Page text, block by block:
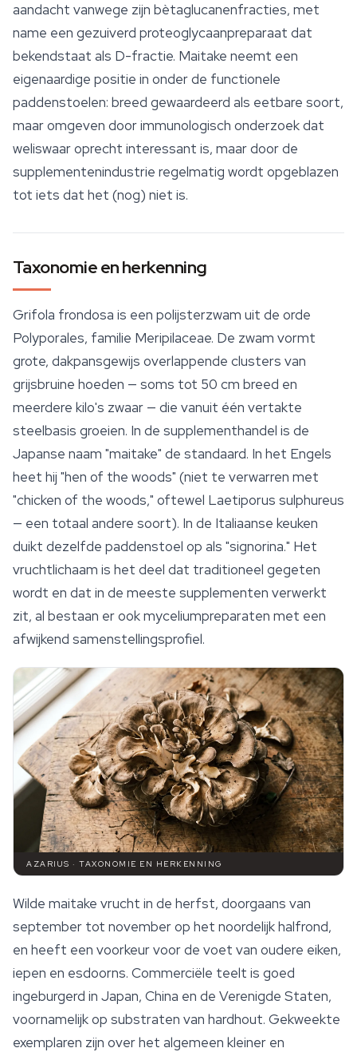
aandacht vanwege zijn bètaglucanenfracties, met
name een gezuiverd proteoglycaanpreparaat dat
bekendstaat als D-fractie. Maitake neemt een
eigenaardige positie in onder de functionele
paddenstoelen: breed gewaardeerd als eetbare soort,
maar omgeven door immunologisch onderzoek dat
weliswaar oprecht interessant is, maar door de
supplementenindustrie regelmatig wordt opgeblazen
tot iets dat het (nog) niet is.
Taxonomie en herkenning
Grifola frondosa is een polijsterzwam uit de orde
Polyporales, familie Meripilaceae. De zwam vormt
grote, dakpansgewijs overlappende clusters van
grijsbruine hoeden — soms tot 50 cm breed en
meerdere kilo's zwaar — die vanuit één vertakte
steelbasis groeien. In de supplementhandel is de
Japanse naam "maitake" de standaard. In het Engels
heet hij "hen of the woods" (niet te verwarren met
"chicken of the woods," oftewel Laetiporus sulphureus
— een totaal andere soort). In de Italiaanse keuken
duikt dezelfde paddenstoel op als "signorina." Het
vruchtlichaam is het deel dat traditioneel gegeten
wordt en dat in de meeste supplementen verwerkt
zit, al bestaan er ook myceliumpreparaten met een
afwijkend samenstellingsprofiel.
AZARIUS · TAXONOMIE EN HERKENNING
Wilde maitake vrucht in de herfst, doorgaans van
september tot november op het noordelijk halfrond,
en heeft een voorkeur voor de voet van oudere eiken,
iepen en esdoorns. Commerciële teelt is goed
ingeburgerd in Japan, China en de Verenigde Staten,
voornamelijk op substraten van hardhout. Gekweekte
exemplaren zijn over het algemeen kleiner en